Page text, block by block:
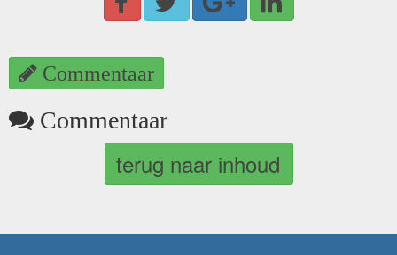
Commentaar
Commentaar
terug naar inhoud